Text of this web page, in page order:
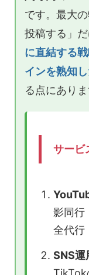
です。最大
投稿する」
に直結する
インを熟知し
る点にありま
サービ
影同行
全代行
SNS運